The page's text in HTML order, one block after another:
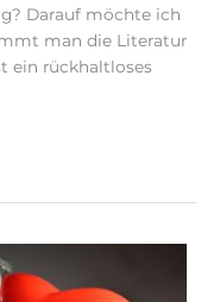
Darauf möchte ich
man die Literatur
ein rückhaltloses